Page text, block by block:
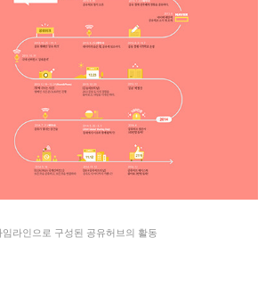
임라인으로 구성된 공유허브의 활동